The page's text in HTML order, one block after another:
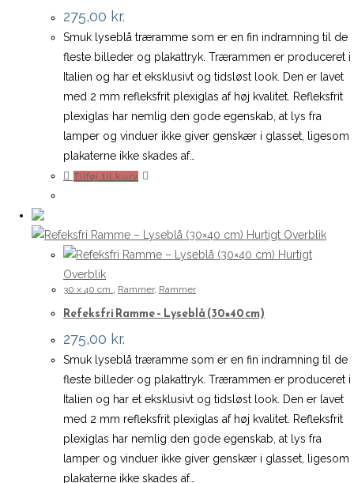
275,00 kr.
Smuk lyseblå træramme som er en fin indramning til de
fleste billeder og plakattryk. Trærammen er produceret i
Italien og har et eksklusivt og tidsløst look. Den er lavet
med 2 mm refleksfrit plexiglas af høj kvalitet. Refleksfrit
plexiglas har nemlig den gode egenskab, at lys fra
lamper og vinduer ikke giver genskær i glasset, ligesom
plakaterne ikke skades af…
Tilføj til kurv
Hurtigt Overblik
Hurtigt
Overblik
30 x 40 cm., Rammer, Rammer
Refeksfri Ramme – Lyseblå (30×40 cm)
275,00 kr.
Smuk lyseblå træramme som er en fin indramning til de
fleste billeder og plakattryk. Trærammen er produceret i
Italien og har et eksklusivt og tidsløst look. Den er lavet
med 2 mm refleksfrit plexiglas af høj kvalitet. Refleksfrit
plexiglas har nemlig den gode egenskab, at lys fra
lamper og vinduer ikke giver genskær i glasset, ligesom
plakaterne ikke skades af…